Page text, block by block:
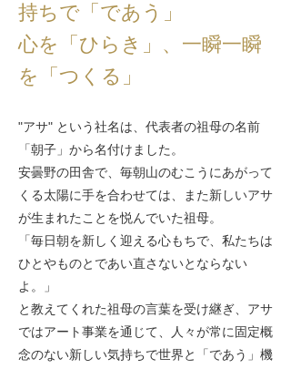
持ちで「であう」
心を「ひらき」、一瞬一瞬
を「つくる」
"アサ" という社名は、代表者の祖母の名前
「朝子」から名付けました。
安曇野の田舎で、毎朝山のむこうにあがって
くる太陽に手を合わせては、また新しいアサ
が生まれたことを悦んでいた祖母。
「毎日朝を新しく迎える心もちで、私たちは
ひとやものとであい直さないとならない
よ。」
と教えてくれた祖母の言葉を受け継ぎ、アサ
ではアート事業を通じて、人々が常に固定概
念のない新しい気持ちで世界と「であう」機